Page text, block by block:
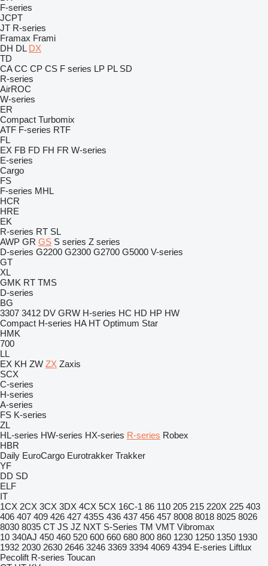
F-series
JCPT
JT R-series
Framax Frami
DH DL DX
TD
CA CC CP CS F series LP PL SD
R-series
AirROC
W-series
ER
Compact Turbomix
ATF F-series RTF
FL
EX FB FD FH FR W-series
E-series
Cargo
FS
F-series MHL
HCR
HRE
EK
R-series RT SL
AWP GR GS S series Z series
D-series G2200 G2300 G2700 G5000 V-series
GT
XL
GMK RT TMS
D-series
BG
3307 3412 DV GRW H-series HC HD HP HW
Compact H-series HA HT Optimum Star
HMK
700
LL
EX KH ZW ZX Zaxis
SCX
C-series
H-series
A-series
FS K-series
ZL
HL-series HW-series HX-series R-series Robex
HBR
Daily EuroCargo Eurotrakker Trakker
YF
DD SD
ELF
IT
1CX 2CX 3CX 3DX 4CX 5CX 16C-1 86 110 205 215 220X 225 403
406 407 409 426 427 435S 436 437 456 457 8008 8018 8025 8026
8030 8035 CT JS JZ NXT S-Series TM VMT Vibromax
10 340AJ 450 460 520 600 660 680 800 860 1230 1250 1350 1930
1932 2030 2630 2646 3246 3369 3394 4069 4394 E-series Liftlux
Pecolift R-series Toucan